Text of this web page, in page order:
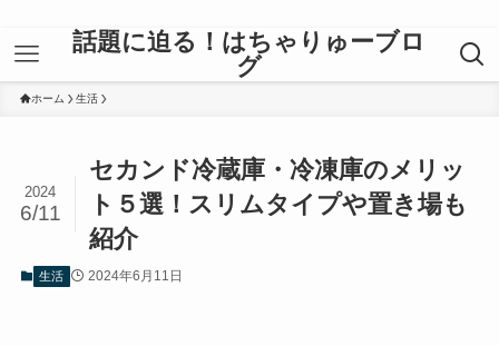
話題に迫る！はちゃりゅーブロ
グ
ホーム 生活
セカンド冷蔵庫・冷凍庫のメリッ
ト５選！スリムタイプや置き場も
紹介
2024
6/11
生活 2024年6月11日